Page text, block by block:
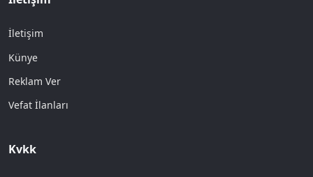
İletişim
Künye
Reklam Ver
Vefat İlanları
Kvkk